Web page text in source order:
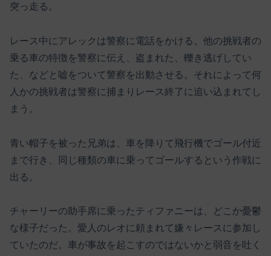
突っ走る。
レース中にアレックは警察に電話をかける。他の挑戦者の
乗る車の特徴を警察に伝え、盗まれた、轢き逃げしてい
た、などと嘘をついて警察を出動させる。それによって何
人かの挑戦者は警察に捕まりレース終了に追い込まれてし
まう。
青い帽子を被った兄弟は、車を降りて飛行機でゴール付近
まで行き、同じ種類の車に乗ってゴールするという作戦に
出る。
チャーリーの助手席に乗ったティファニーは、どこか憂鬱
な様子だった。愛人のレオに頼まれて嫌々レースに参加し
ていたのだ。車が事故を起こすのではないかと弱音を吐く